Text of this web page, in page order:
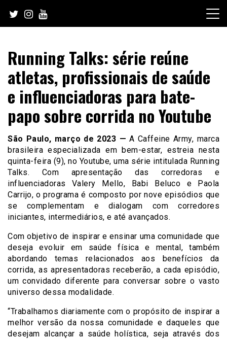
content
Running Talks: série reúne
atletas, profissionais de saúde
e influenciadoras para bate-
papo sobre corrida no Youtube
São Paulo, março de 2023 —A Caffeine Army, marca
brasileira especializada em bem-estar, estreia nesta
quinta-feira (9), no Youtube, uma série intitulada Running
Talks. Com apresentação das corredoras e
influenciadoras Valery Mello, Babi Beluco e Paola
Carrijo, o programa é composto por nove episódios que
se complementam e dialogam com corredores
iniciantes, intermediários, e até avançados.
Com objetivo de inspirar e ensinar uma comunidade que
deseja evoluir em saúde física e mental, também
abordando temas relacionados aos benefícios da
corrida, as apresentadoras receberão, a cada episódio,
um convidado diferente para conversar sobre o vasto
universo dessa modalidade.
“Trabalhamos diariamente com o propósito de inspirar a
melhor versão da nossa comunidade e daqueles que
desejam alcançar a saúde holística, seja através dos